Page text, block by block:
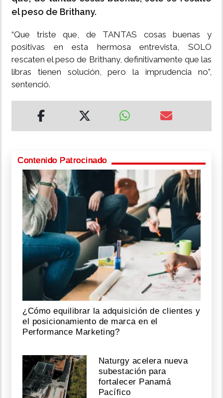
el peso de Brithany.
“Que triste que, de TANTAS cosas buenas y
positivas en esta hermosa entrevista, SOLO
rescaten el peso de Brithany, definitivamente que las
libras tienen solución, pero la imprudencia no”,
sentenció.
Contenido Patrocinado
¿Cómo equilibrar la adquisición de clientes y
el posicionamiento de marca en el
Performance Marketing?
Naturgy acelera nueva
subestación para
fortalecer Panamá
Pacífico